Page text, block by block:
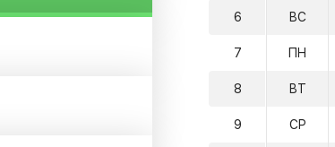
6 ВС
7 ПН
8 ВТ
9 СР